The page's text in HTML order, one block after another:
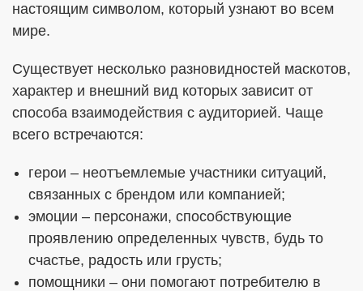
настоящим символом, который узнают во всем
мире.
Существует несколько разновидностей маскотов,
характер и внешний вид которых зависит от
способа взаимодействия с аудиторией. Чаще
всего встречаются:
герои – неотъемлемые участники ситуаций,
связанных с брендом или компанией;
эмоции – персонажи, способствующие
проявлению определенных чувств, будь то
счастье, радость или грусть;
помощники – они помогают потребителю в